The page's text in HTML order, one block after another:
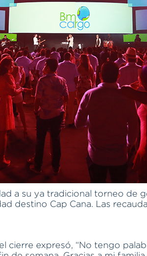
a su ya tradicional torneo de
destino Cap Cana. Las
cierre expresó, “No tengo